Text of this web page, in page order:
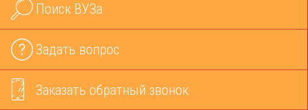
Поиск ВУЗа
Задать вопрос
Заказать обратный звонок